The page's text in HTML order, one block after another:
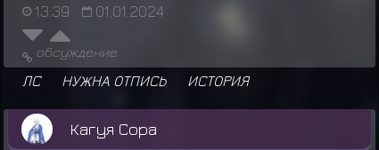
13:39 01.01.2024
обсуждение
ЛС НУЖНА ОТПИСЬ ИСТОРИЯ
Кагуя Сора